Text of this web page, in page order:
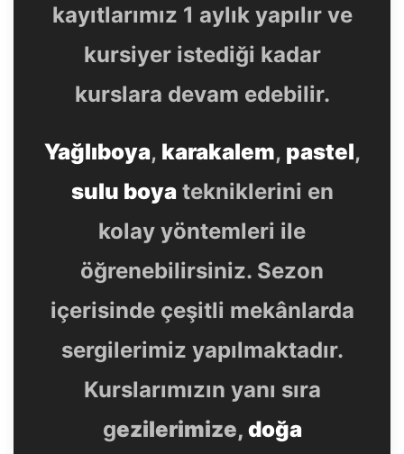
kayıtlarımız 1 aylık yapılır ve
kursiyer istediği kadar
kurslara devam edebilir.
Yağlıboya, karakalem, pastel,
sulu boyatekniklerini en
kolay yöntemleri ile
öğrenebilirsiniz. Sezon
içerisinde çeşitli mekânlarda
sergilerimiz yapılmaktadır.
Kurslarımızın yanı sıra
gezilerimize, doğa